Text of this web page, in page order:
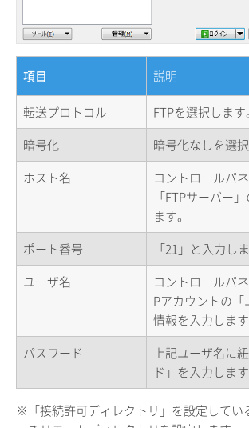
項目 説明
転送プロトコル
FTPを選択します。
暗号化
暗号化なしを選択
ホスト名
コントロールパ
「FTPサーバー
ます。
ポート番号
「21」と入力しま
ユーザ名
コントロールパ
Pアカウントの
情報を入力します
パスワード
上記ユーザ名に
ド」を入力します
※「接続許可ディレクトリ」を設定してい